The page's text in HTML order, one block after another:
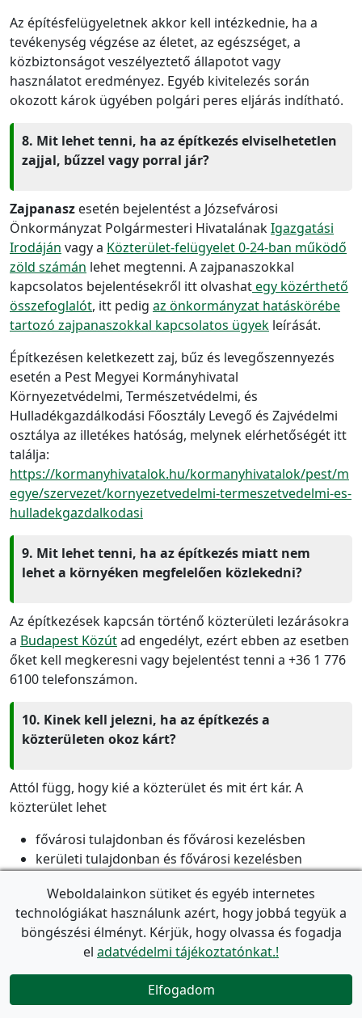
Az építésfelügyeletnek akkor kell intézkednie, ha a
tevékenység végzése az életet, az egészséget, a
közbiztonságot veszélyeztető állapotot vagy
használatot eredményez. Egyéb kivitelezés során
okozott károk ügyében polgári peres eljárás indítható.
8. Mit lehet tenni, ha az építkezés elviselhetetlen
zajjal, bűzzel vagy porral jár?
Zajpanasz esetén bejelentést a Józsefvárosi
Önkormányzat Polgármesteri HivatalánakIgazgatási
Irodáján vagy a Közterület-felügyelet 0-24-ban működő
zöld számán lehet megtenni. A zajpanaszokkal
kapcsolatos bejelentésekről itt olvashategy közérthető
összefoglalót, itt pedig az önkormányzat hatáskörébe
tartozó zajpanaszokkal kapcsolatos ügyek leírását.
Építkezésen keletkezett zaj, bűz és levegőszennyezés
esetén a Pest Megyei Kormányhivatal
Környezetvédelmi, Természetvédelmi, és
Hulladékgazdálkodási Főosztály Levegő és Zajvédelmi
osztálya az illetékes hatóság, melynek elérhetőségét itt
találja:
https://kormanyhivatalok.hu/kormanyhivatalok/pest/m
egye/szervezet/kornyezetvedelmi-termeszetvedelmi-es-
hulladekgazdalkodasi
9. Mit lehet tenni, ha az építkezés miatt nem
lehet a környéken megfelelően közlekedni?
Az építkezések kapcsán történő közterületi lezárásokra
a Budapest Közútad engedélyt, ezért ebben az esetben
őket kell megkeresni vagy bejelentést tenni a +36 1 776
6100 telefonszámon.
10. Kinek kell jelezni, ha az építkezés a
közterületen okoz kárt?
Attól függ, hogy kié a közterület és mit ért kár. A
közterület lehet
fővárosi tulajdonban és fővárosi kezelésben
kerületi tulajdonban és fővárosi kezelésben
kezelésben,
kerületi tulajdonban és kerületi kezelésben.
Az előbbieket figyelembe véve kell a kerületi, illetve a
Ráadásul sokféle probléma lehet a közterületeken és a
probléma jellegétől is függ, hogy melyik szervezeti
Weboldalainkon sütiket és egyéb internetes
technológiákat használunk azért, hogy jobbá tegyük a
böngészési élményt. Kérjük, hogy olvassa és fogadja
el adatvédelmi tájékoztatónkat.!
Elfogadom